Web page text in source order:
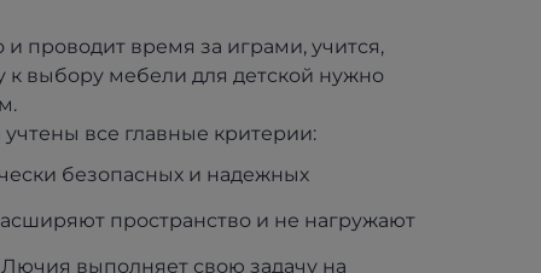
и проводит время за играми, учится,
к выбору мебели для детской нужно
все главные критерии:
безопасных и надежных
пространство и не нагружают
выполняет свою задачу на